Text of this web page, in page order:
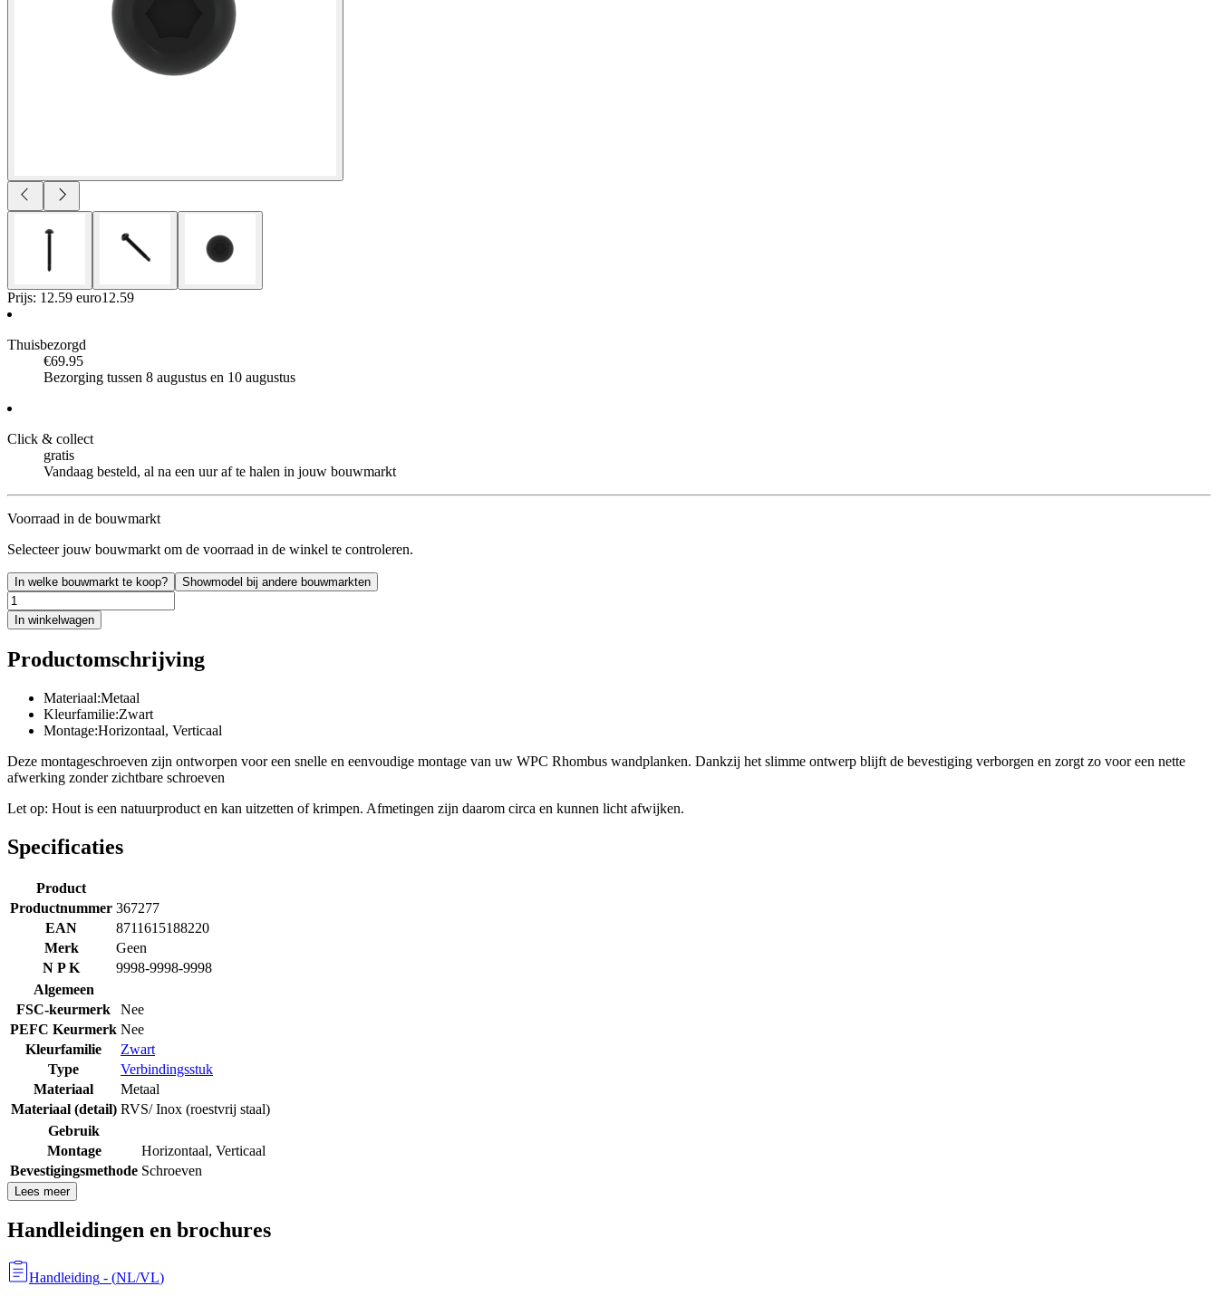
Prijs: 12.59 euro12.59
Thuisbezorgd
€69.95
Bezorging tussen 8 augustus en 10 augustus
Click & collect
gratis
Vandaag besteld, al na een uur af te halen in jouw bouwmarkt
Voorraad in de bouwmarkt
Selecteer jouw bouwmarkt om de voorraad in de winkel te controleren.
In welke bouwmarkt te koop? Showmodel bij andere bouwmarkten
In winkelwagen
Productomschrijving
Materiaal:Metaal
Kleurfamilie:Zwart
Montage:Horizontaal, Verticaal
Deze montageschroeven zijn ontworpen voor een snelle en eenvoudige montage van uw WPC Rhombus wandplanken. Dankzij het slimme ontwerp blijft de bevestiging verborgen en zorgt zo voor een nette
afwerking zonder zichtbare schroeven
Let op: Hout is een natuurproduct en kan uitzetten of krimpen. Afmetingen zijn daarom circa en kunnen licht afwijken.
Specificaties
Product
Productnummer 367277
EAN
8711615188220
Merk
Geen
N P K
9998-9998-9998
Algemeen
FSC-keurmerk
Nee
PEFC Keurmerk Nee
Kleurfamilie
Zwart
Type
Verbindingsstuk
Materiaal
Metaal
Materiaal (detail) RVS/ Inox (roestvrij staal)
Gebruik
Montage
Horizontaal, Verticaal
Bevestigingsmethode Schroeven
Lees meer
Handleidingen en brochures
Handleiding - (NL/VL)